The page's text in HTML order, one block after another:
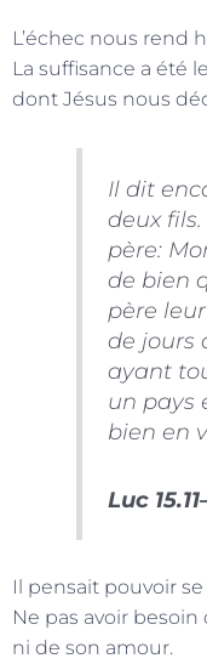
L’échec nous rend
La suffisance a été
dont Jésus nous
Il dit
deux
père:
de bien
père
de jours
ayant
un pays
bien en
Luc
Il pensait pouvoir
Ne pas avoir
ni de son amour.